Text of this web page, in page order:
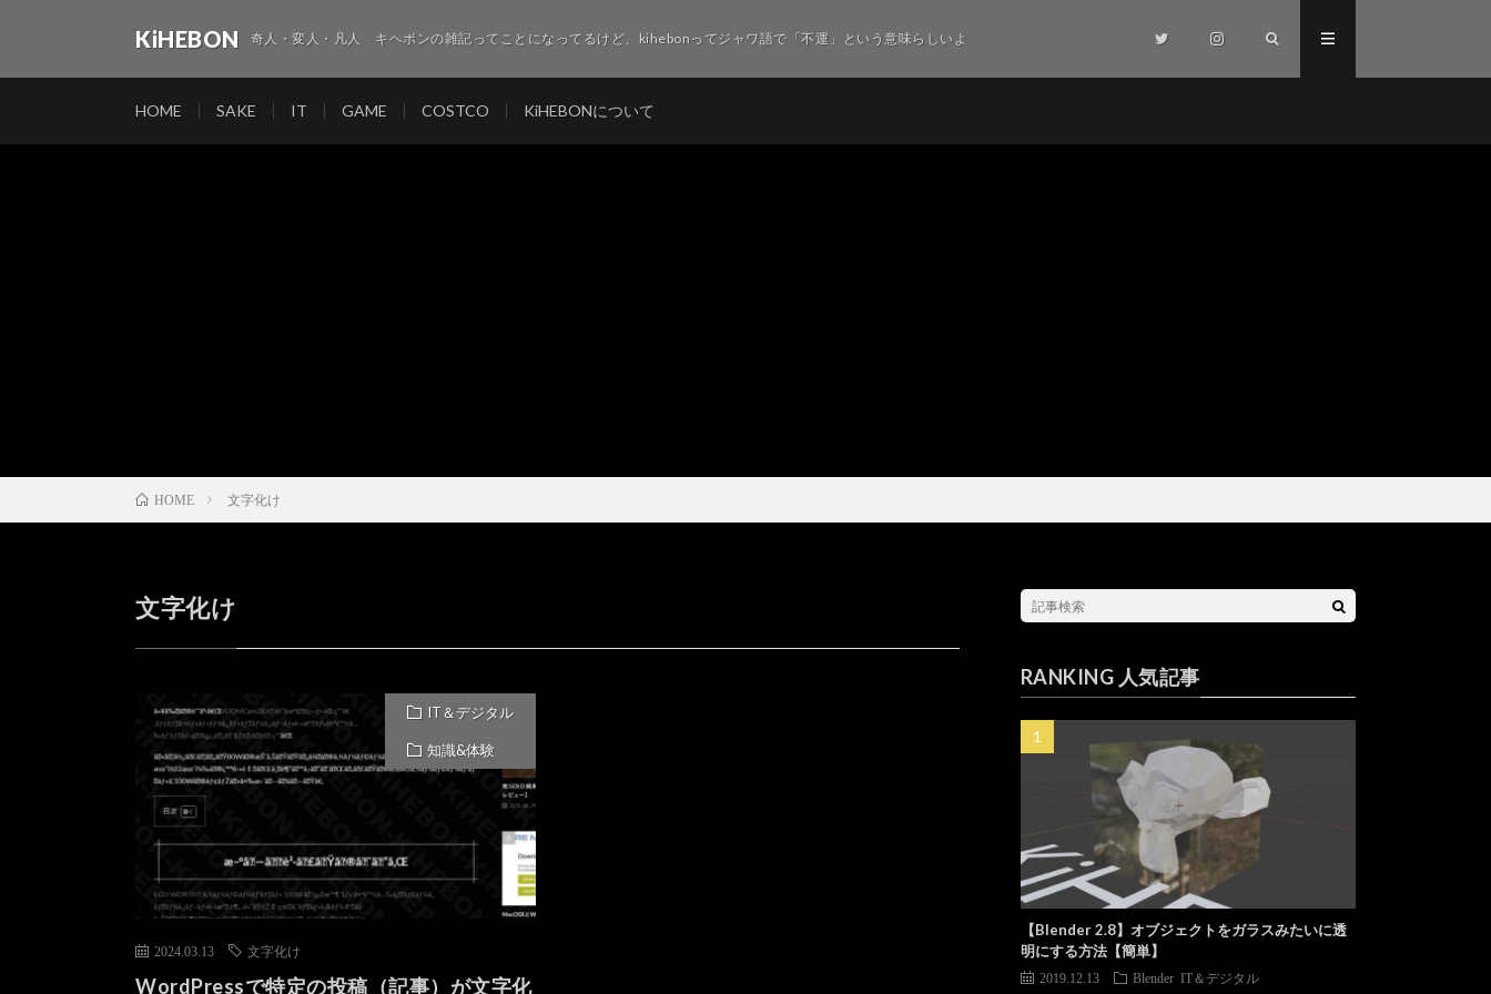
KiHEBON 奇人・変人・凡人 キヘボンの雑記ってことになってるけど、kihebonってジャワ語で「不運」という意味らしいよ
HOME SAKE IT GAME COSTCO KiHEBONについて
HOME 文字化け
文字化け
IT＆デジタル
知識&体験
2024.03.13 文字化け
WordPressで特定の投稿（記事）が文字化
RANKING 人気記事
【Blender 2.8】オブジェクトをガラスみたいに透
明にする方法【簡単】
2019.12.13 Blender IT＆デジタル